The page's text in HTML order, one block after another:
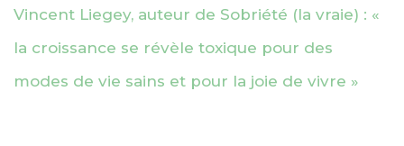
Vincent Liegey, auteur de Sobriété (la vraie) : «
la croissance se révèle toxique pour des
modes de vie sains et pour la joie de vivre »